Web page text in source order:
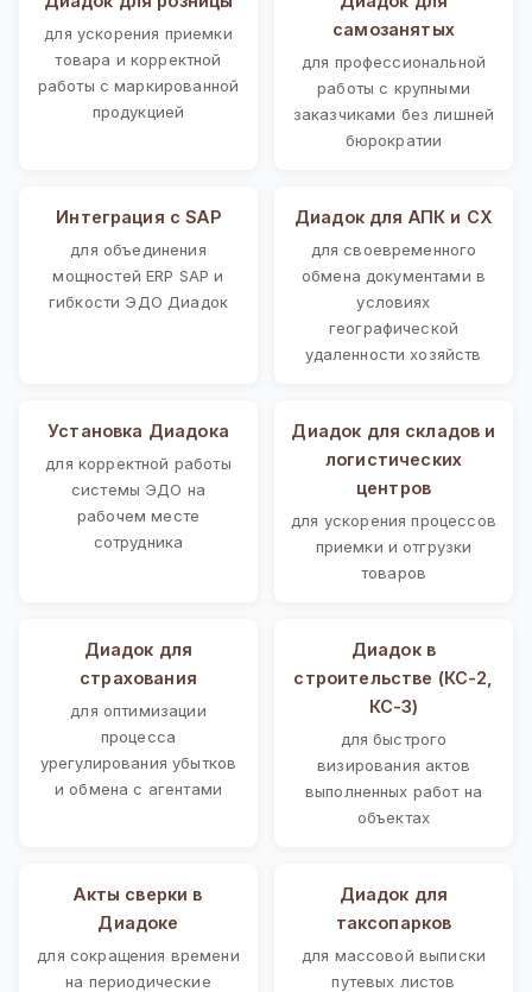
для ускорения приемки
товара и корректной
работы с маркированной
продукцией
самозанятых
для профессиональной
работы с крупными
заказчиками без лишней
бюрократии
Интеграция с SAP
для объединения
мощностей ERP SAP и
гибкости ЭДО Диадок
Диадок для АПК и СХ
для своевременного
обмена документами в
условиях
географической
удаленности хозяйств
Установка Диадока
для корректной работы
системы ЭДО на
рабочем месте
сотрудника
Диадок для складов и
логистических
центров
для ускорения процессов
приемки и отгрузки
товаров
Диадок для
страхования
для оптимизации
процесса
урегулирования убытков
и обмена с агентами
Диадок в
строительстве (КС-2,
КС-3)
для быстрого
визирования актов
выполненных работ на
объектах
Акты сверки в
Диадоке
для сокращения времени
на периодические
Диадок для
таксопарков
для массовой выписки
путевых листов